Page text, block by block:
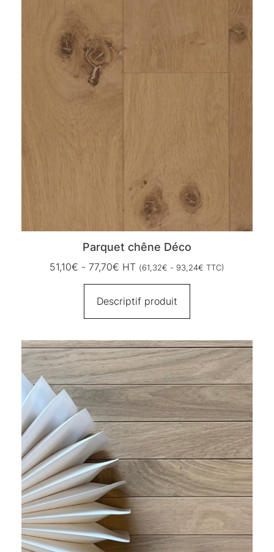
Parquet chêne Déco
51,10€ - 77,70€ HT (61,32€ - 93,24€ TTC)
Descriptif produit